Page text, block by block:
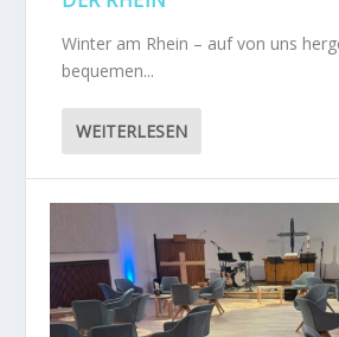
Winter am Rhein – auf von uns
bequemen...
WEITERLESEN